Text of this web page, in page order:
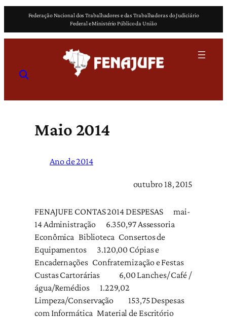
o
Federação Nacional dos Trabalhadores e das Trabalhadoras do Judiciário
Federal e Ministério Público da União
Maio 2014
Ano de 2014
outubro 18, 2015
FENAJUFE CONTAS 2014 DESPESAS mai-
14 Administração 6.350,97 Assessoria
Econômica Biblioteca Consertos de
Equipamentos 3.120,00 Cópias e
Encadernações Confraternização e Festas
Custas Cartorárias 6,00 Lanches/ Café /
água/Remédios 1.229,02
Limpeza/Conservação 153,75 Despesas
com Informática Material de Escritório